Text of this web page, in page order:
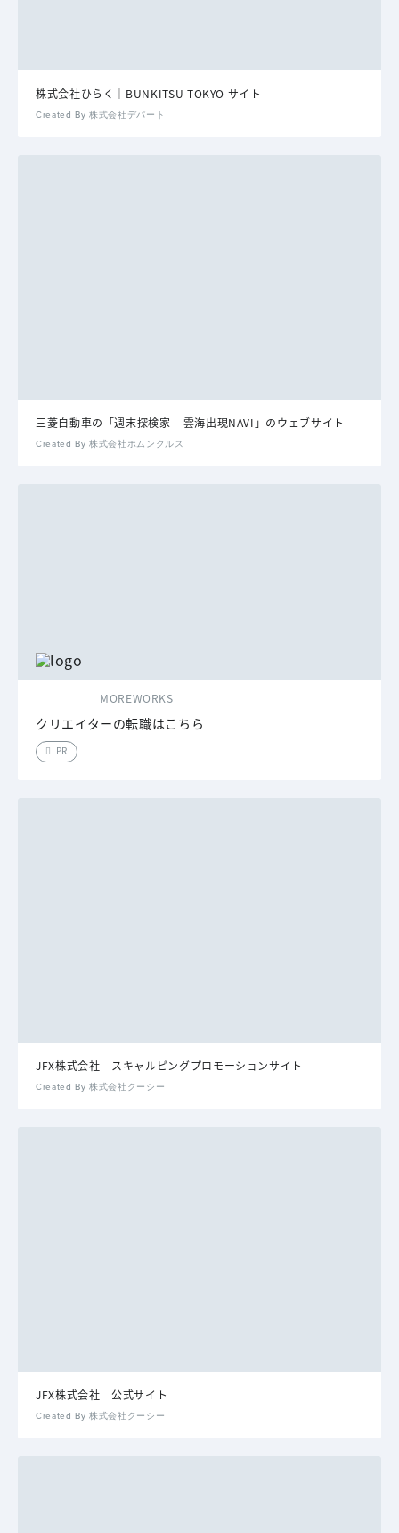
株式会社ひらく｜BUNKITSU TOKYO サイト
Created By 株式会社デパート
三菱自動車の「週末探検家 – 雲海出現NAVI」のウェブサイト
Created By 株式会社ホムンクルス
MOREWORKS
クリエイターの転職はこちら
PR
JFX株式会社 スキャルピングプロモーションサイト
Created By 株式会社クーシー
JFX株式会社 公式サイト
Created By 株式会社クーシー